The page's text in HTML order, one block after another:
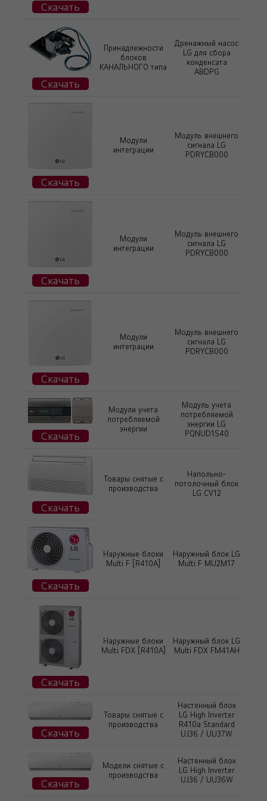
Скачать
Скачать
Принадлежности
блоков
КАНАЛЬНОГО типа
Дренажный насос
LG для сбора
конденсата
ABDPG
Скачать
Модули
интеграции
Модуль внешнего
сигнала LG
PDRYCB000
Скачать
Модули
интеграции
Модуль внешнего
сигнала LG
PDRYCB000
Скачать
Модули
интеграции
Модуль внешнего
сигнала LG
PDRYCB000
Скачать
Модули учета
потребляемой
энергии
Модуль учета
потребляемой
энергии LG
PQNUD1S40
Скачать
Товары снятые с
производства
Напольно-
потолочный блок
LG CV12
Скачать
Наружные блоки
Multi F [R410А]
Наружный блок LG
Multi F MU2M17
Скачать
Наружные блоки
Multi FDX [R410A]
Наружный блок LG
Multi FDX FM41AH
Скачать
Товары снятые с
производства
Настенный блок
LG High Inverter
R410a Standard
UJ36 / UU37W
Скачать
Модели снятые с
производства
Настенный блок
LG High Inverter
UJ36 / UU36W